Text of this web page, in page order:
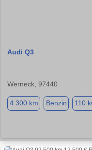
Audi Q3
Werneck, 97440
4.300 km Benzin 110